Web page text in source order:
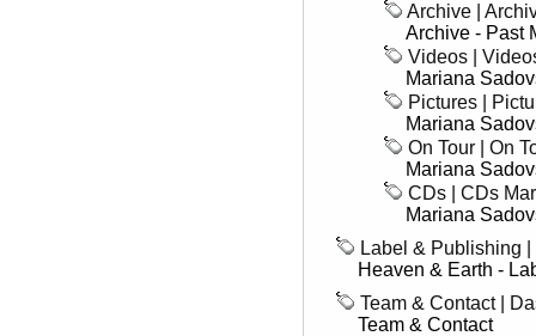
Archive |
Archive - Past
Videos |
Mariana
Pictures |
Mariana
On Tour | On
Mariana
CDs | CDs
Mariana
Label & Publishing
Heaven & Earth -
Team & Contact |
Team & Contact